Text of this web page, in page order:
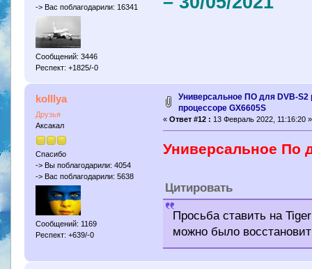
-> Вас поблагодарили: 16341
Сообщений: 3446
Респект: +1825/-0
kolllya
Друзья
Аксакал
Спасибо
-> Вы поблагодарили: 4054
-> Вас поблагодарили: 5638
Сообщений: 1169
Респект: +639/-0
Универсальное ПО для DVB-S2
процессоре GX6605S
«Ответ #12 : 13 Февраль 2022, 11:16:20 »
Универсальное По
Цитировать
Просьба ставить на
можно было